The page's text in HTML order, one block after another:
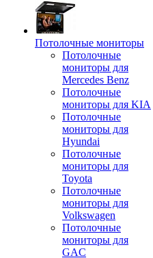
Потолочные мониторы
Потолочные
мониторы для
Mercedes Benz
Потолочные
мониторы для KIA
Потолочные
мониторы для
Hyundai
Потолочные
мониторы для
Toyota
Потолочные
мониторы для
Volkswagen
Потолочные
мониторы для
GAC